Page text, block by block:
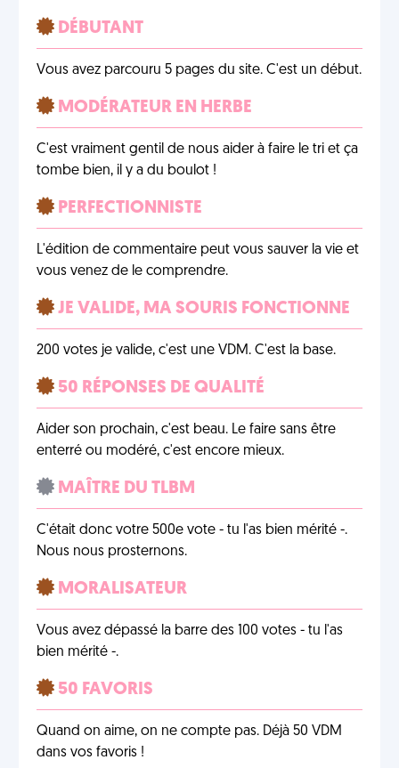
DÉBUTANT
Vous avez parcouru 5 pages du site. C'est un début.
MODÉRATEUR EN HERBE
C'est vraiment gentil de nous aider à faire le tri et ça
tombe bien, il y a du boulot !
PERFECTIONNISTE
L'édition de commentaire peut vous sauver la vie et
vous venez de le comprendre.
JE VALIDE, MA SOURIS FONCTIONNE
200 votes je valide, c'est une VDM. C'est la base.
50 RÉPONSES DE QUALITÉ
Aider son prochain, c'est beau. Le faire sans être
enterré ou modéré, c'est encore mieux.
MAÎTRE DU TLBM
C'était donc votre 500e vote - tu l'as bien mérité -.
Nous nous prosternons.
MORALISATEUR
Vous avez dépassé la barre des 100 votes - tu l'as
bien mérité -.
50 FAVORIS
Quand on aime, on ne compte pas. Déjà 50 VDM
dans vos favoris !